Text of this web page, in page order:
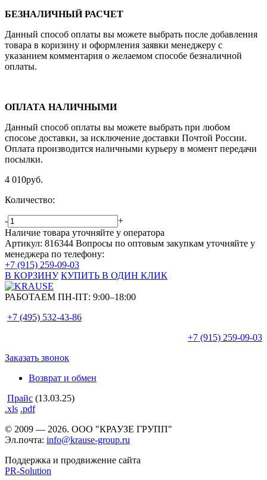
БЕЗНАЛИЧНЫЙ РАСЧЕТ
Данный способ оплаты вы можете выбрать после добавления
товара в коризину и оформления заявки менеджеру c
указанием комментария о желаемом способе безналичной
оплаты.
ОПЛАТА НАЛИЧНЫМИ
Данный способ оплаты вы можете выбрать при любом
спосоье доставки, за исключение доставки Почтой России.
Оплата производится наличными курьеру в момент передачи
посылки.
4 010руб.
Количество:
-
+
Наличие товара уточняйте у оператора
Артикул: 816344 Вопросы по оптовым закупкам уточняйте у
менеджера по телефону:
+7 (915) 259-09-03
В КОРЗИНУ КУПИТЬ В ОДИН КЛИК
РАБОТАЕМ ПН-ПТ: 9:00–18:00
+7 (495) 532-43-86
+7 (915) 259-09-03
Заказать звонок
Возврат и обмен
Прайс (13.03.25)
.xls .pdf
© 2009 — 2026. ООО "КРАУЗЕ ГРУПП"
Эл.почта: info@krause-group.ru
Поддержка и продвижение сайта
PR-Solution